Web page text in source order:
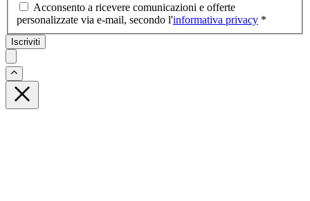
Acconsento a ricevere comunicazioni e offerte
personalizzate via e-mail, secondo l'informativa privacy *
Iscriviti